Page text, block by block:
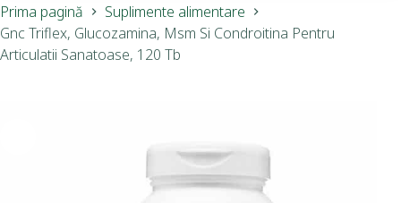
Prima pagină
Suplimente alimentare
Gnc Triflex, Glucozamina, Msm Si Condroitina Pentru
Articulatii Sanatoase, 120 Tb